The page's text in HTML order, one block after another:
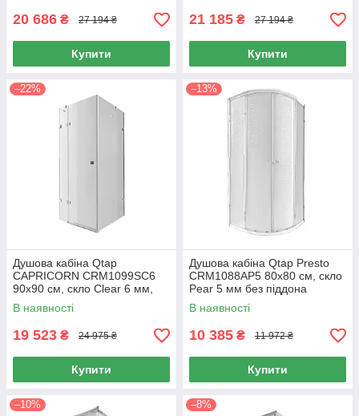
20 686 ₴ 27 194 ₴
Купити
21 185 ₴ 27 194 ₴
Купити
–22%
Душова кабіна Qtap
CAPRICORN CRM1099SC6
90х90 см, скло Clear 6 мм,
CalcLess, без піддона
В наявності
19 523 ₴ 24 975 ₴
Купити
–13%
Душова кабіна Qtap Presto
CRM1088AP5 80х80 см, скло
Pear 5 мм без піддона
В наявності
10 385 ₴ 11 972 ₴
Купити
–10% –8%